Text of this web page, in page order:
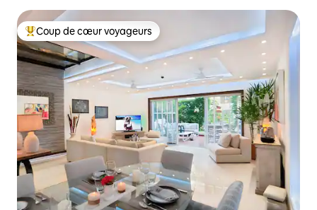
Coups de cœur voyageurs les plus appréciés
Coup de cœur voyageurs